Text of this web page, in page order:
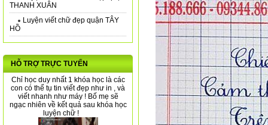
THANH XUÂN
Luyện viết chữ đẹp quận TÂY
HỒ
HỖ TRỢ TRỰC TUYẾN
Chỉ học duy nhất 1 khóa học là các
con có thể tụ tin viết đẹp như in , và
viết nhanh như máy ! Bố mẹ sẽ
ngạc nhiên về kết quả sau khóa học
luyện chữ !